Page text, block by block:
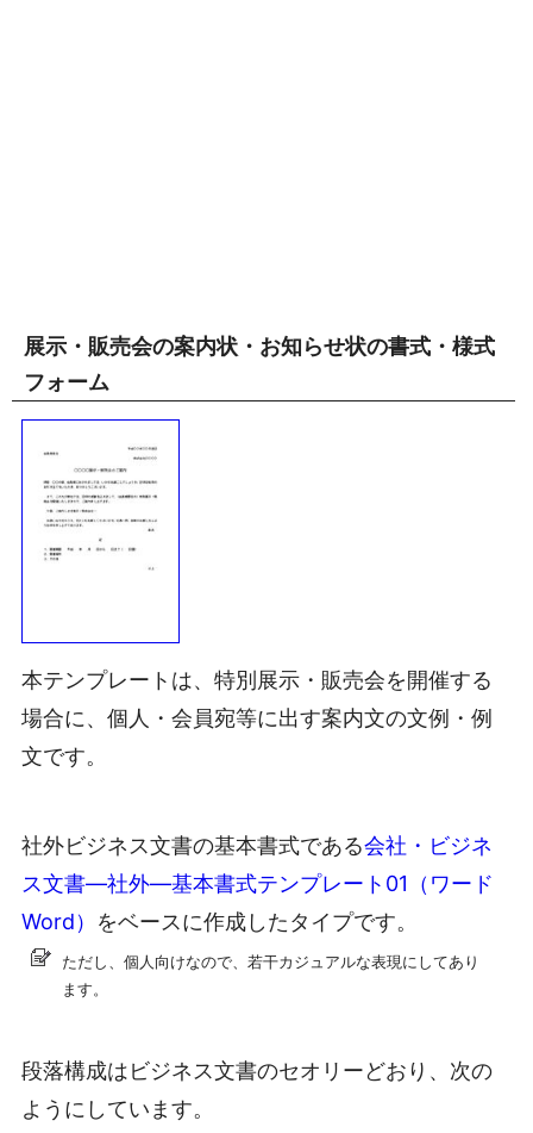
展示・販売会の案内状・お知らせ状の書式・様式
フォーム
本テンプレートは、特別展示・販売会を開催する
場合に、個人・会員宛等に出す案内文の文例・例
文です。
社外ビジネス文書の基本書式である会社・ビジネ
ス文書―社外―基本書式テンプレート01（ワード
Word） をベースに作成したタイプです。
ただし、個人向けなので、若干カジュアルな表現にしてあり
ます。
段落構成はビジネス文書のセオリーどおり、次の
ようにしています。